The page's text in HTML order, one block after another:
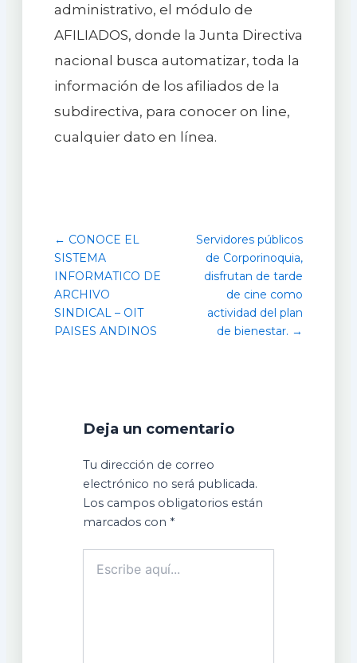
administrativo, el módulo de
AFILIADOS, donde la Junta Directiva
nacional busca automatizar, toda la
información de los afiliados de la
subdirectiva, para conocer on line,
cualquier dato en línea.
← CONOCE EL
SISTEMA
INFORMATICO DE
ARCHIVO
SINDICAL – OIT
PAISES ANDINOS
Servidores públicos
de Corporinoquia,
disfrutan de tarde
de cine como
actividad del plan
de bienestar. →
Deja un comentario
Tu dirección de correo
electrónico no será publicada.
Los campos obligatorios están
marcados con *
aquí...